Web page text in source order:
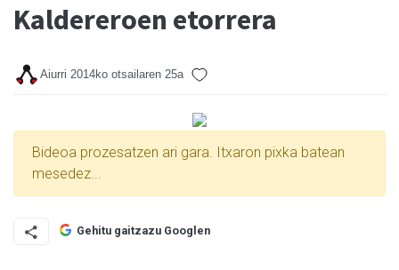
Kaldereroen etorrera
Aiurri 2014ko otsailaren 25a
Bideoa prozesatzen ari gara. Itxaron pixka batean
mesedez...
Gehitu gaitzazu Googlen